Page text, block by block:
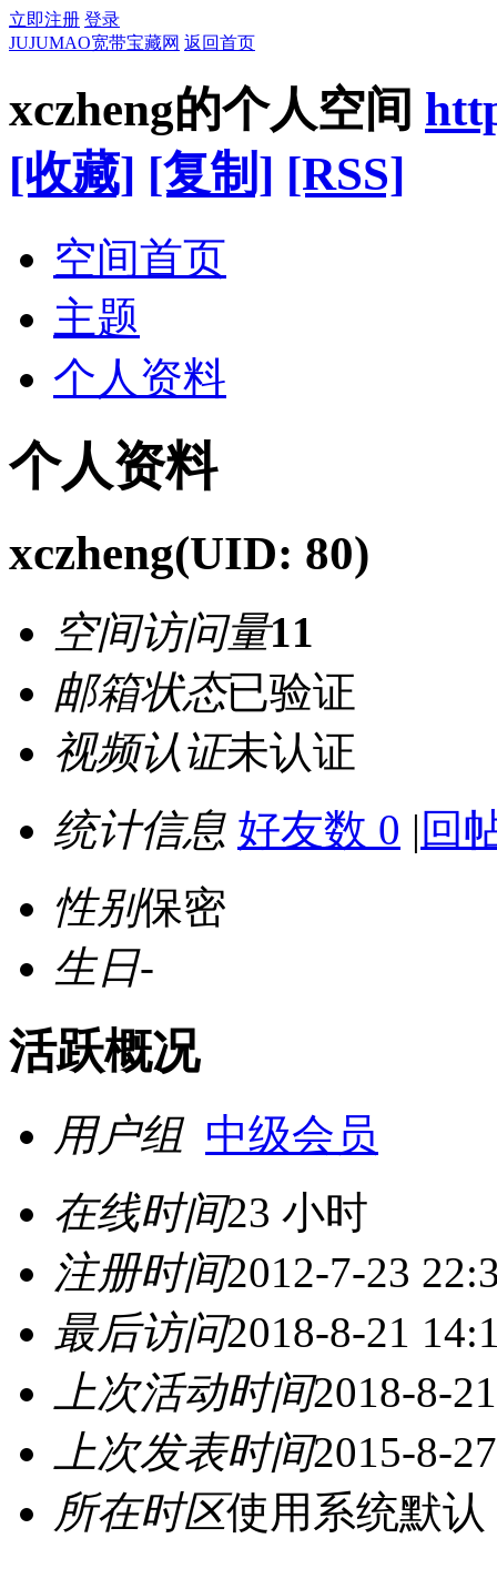
立即注册 登录
JUJUMAO宽带宝藏网 返回首页
xczheng的个人空间
[收藏] [复制] [RSS]
空间首页
主题
个人资料
个人资料
xczheng(UID: 80)
空间访问量11
邮箱状态已验证
视频认证未认证
统计信息 好友数 0 | 回
性别保密
生日-
活跃概况
用户组 中级会员
在线时间23 小时
注册时间2012-7-23
最后访问2018-8-21
上次活动时间2018-8-
上次发表时间2015-8-
所在时区使用系统默认